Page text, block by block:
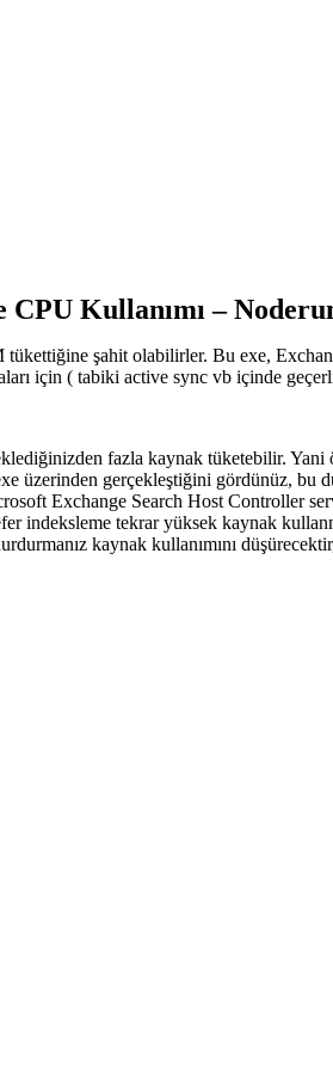
Kullanımı –
şahit olabilirler. Bu exe,
için ( tabiki active sync vb içinde
fazla kaynak tüketebilir.
üzerinden gerçekleştiğini gördünüz,
Exchange Search Host Controller
indeksleme tekrar yüksek kaynak
kaynak kullanımını